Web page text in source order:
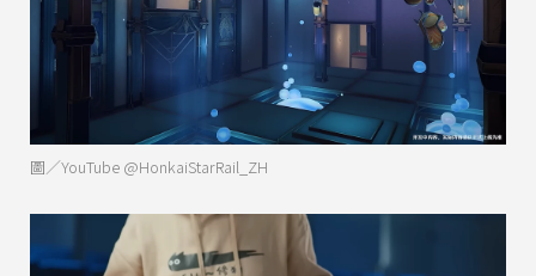
圖／YouTube @HonkaiStarRail_ZH